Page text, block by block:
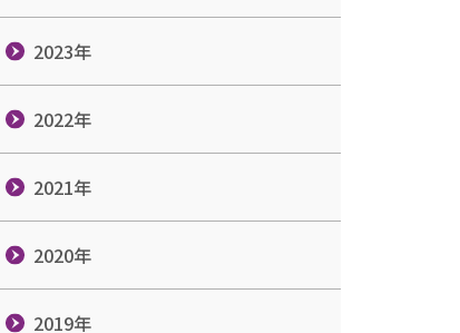
2023年
2022年
2021年
2020年
2019年